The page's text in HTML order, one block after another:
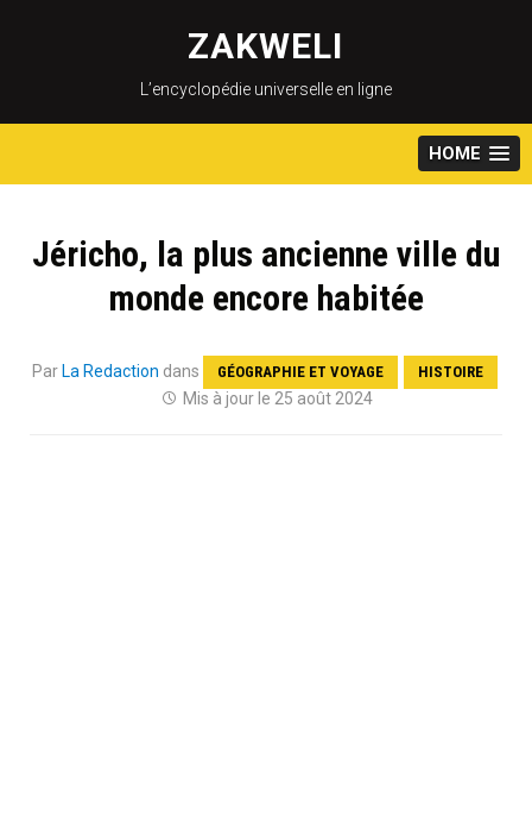
content
ZAKWELI
L’encyclopédie universelle en ligne
HOME
Jéricho, la plus ancienne ville du
monde encore habitée
Par La Redaction dans GÉOGRAPHIE ET VOYAGE HISTOIRE
Mis à jour le 25 août 2024